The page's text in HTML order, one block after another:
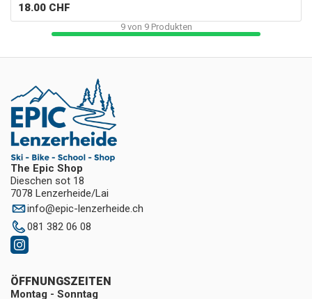
18.00 CHF
9von 9Produkten
The Epic Shop
Dieschen sot 18
7078 Lenzerheide/Lai
info@epic-lenzerheide.ch
081 382 06 08
ÖFFNUNGSZEITEN
Montag - Sonntag